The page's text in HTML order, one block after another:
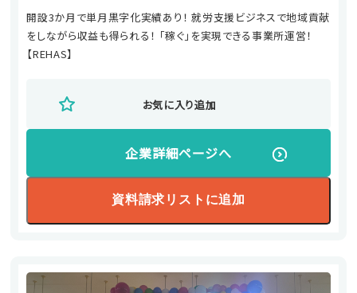
開設3か月で単月黒字化実績あり！ 就労支援ビジネスで地域貢献
をしながら収益も得られる！ 「稼ぐ」を実現できる事業所運営！
【REHAS】
お気に入り追加
企業詳細ページへ
資料請求リストに追加